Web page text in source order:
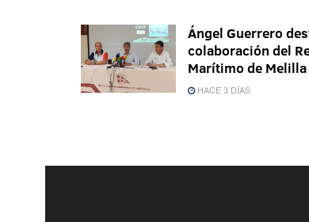
Ángel Guerrero
colaboración del
Marítimo de Melilla
HACE 3 DÍAS